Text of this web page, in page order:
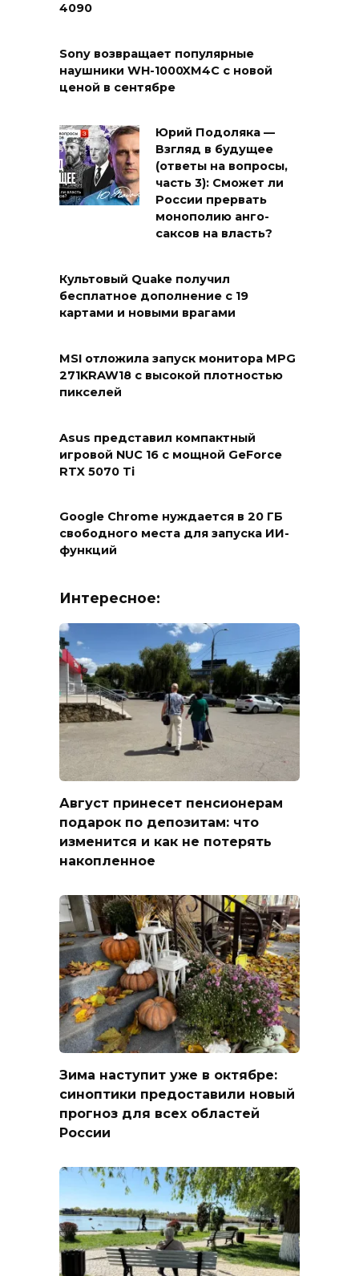
4090
Sony возвращает популярные
наушники WH-1000XM4C с новой
ценой в сентябре
Юрий Подоляка —
Взгляд в будущее
(ответы на вопросы,
часть 3): Сможет ли
России прервать
монополию анго-
саксов на власть?
Культовый Quake получил
бесплатное дополнение с 19
картами и новыми врагами
MSI отложила запуск монитора MPG
271KRAW18 с высокой плотностью
пикселей
Asus представил компактный
игровой NUC 16 с мощной GeForce
RTX 5070 Ti
Google Chrome нуждается в 20 ГБ
свободного места для запуска ИИ-
функций
Интересное:
Август принесет пенсионерам
подарок по депозитам: что
изменится и как не потерять
накопленное
Зима наступит уже в октябре:
синоптики предоставили новый
прогноз для всех областей
России